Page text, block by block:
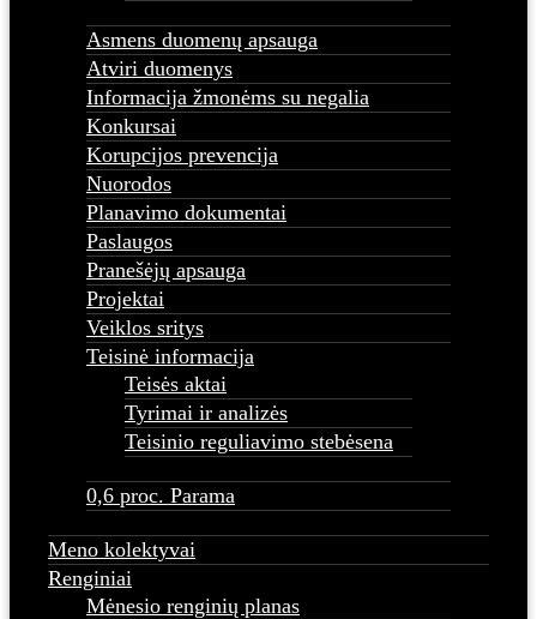
Asmens duomenų apsauga
Atviri duomenys
Informacija žmonėms su negalia
Konkursai
Korupcijos prevencija
Nuorodos
Planavimo dokumentai
Paslaugos
Pranešėjų apsauga
Projektai
Veiklos sritys
Teisinė informacija
Teisės aktai
Tyrimai ir analizės
Teisinio reguliavimo stebėsena
0,6 proc. Parama
Meno kolektyvai
Renginiai
Mėnesio renginių planas